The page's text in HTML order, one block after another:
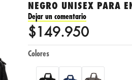
NEGRO UNISEX PARA
Dejar un comentario
$ 149.950
Colores